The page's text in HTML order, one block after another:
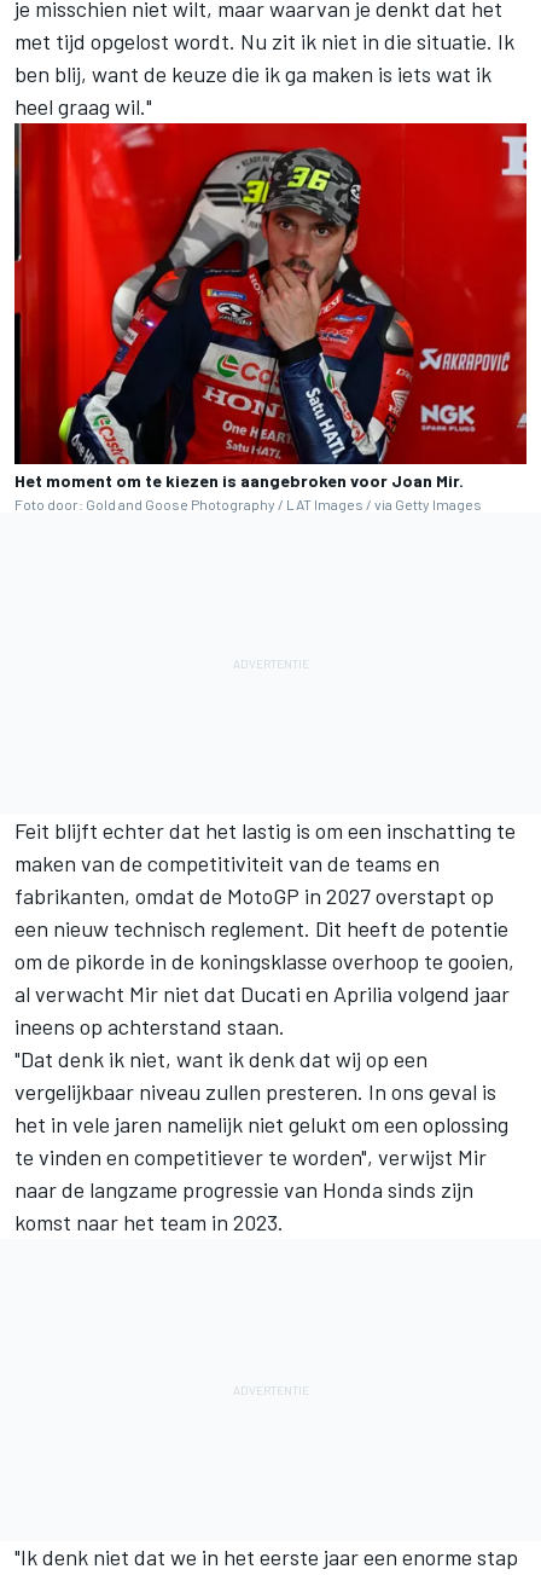
je misschien niet wilt, maar waarvan je denkt dat het
met tijd opgelost wordt. Nu zit ik niet in die situatie. Ik
ben blij, want de keuze die ik ga maken is iets wat ik
heel graag wil."
Het moment om te kiezen is aangebroken voor Joan Mir.
Foto door: Gold and Goose Photography / LAT Images / via Getty Images
Feit blijft echter dat het lastig is om een inschatting te
maken van de competitiviteit van de teams en
fabrikanten, omdat de MotoGP in 2027 overstapt op
een nieuw technisch reglement. Dit heeft de potentie
om de pikorde in de koningsklasse overhoop te gooien,
al verwacht Mir niet dat Ducati en Aprilia volgend jaar
ineens op achterstand staan.
"Dat denk ik niet, want ik denk dat wij op een
vergelijkbaar niveau zullen presteren. In ons geval is
het in vele jaren namelijk niet gelukt om een oplossing
te vinden en competitiever te worden", verwijst Mir
naar de langzame progressie van Honda sinds zijn
komst naar het team in 2023.
"Ik denk niet dat we in het eerste jaar een enorme stap